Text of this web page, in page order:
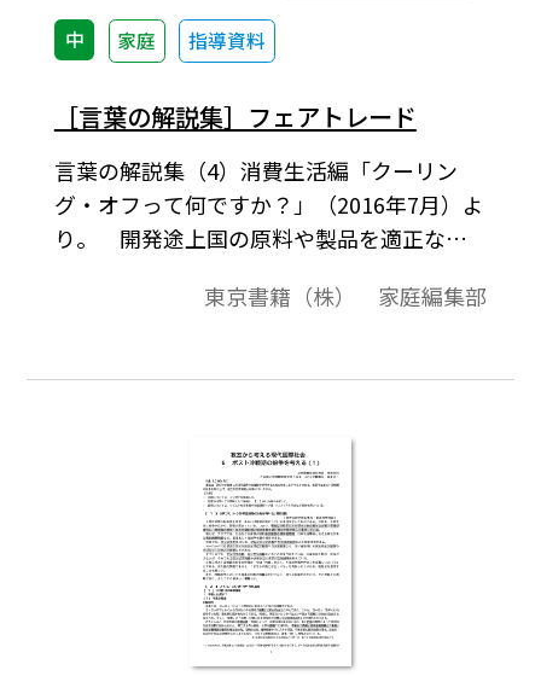
リジナル教材を作成する。この研修に参加
して教材を作成し，学級の子どもたちに授
業したところ，大変興味を持ってくれたの
だ。私はその面白さに魅せられてしまい，
このような機会にたくさんの教員や児童生
徒に出会ってほしいと思うようになった。
中 家庭 指導資料
［言葉の解説集］フェアトレード
言葉の解説集（4）消費生活編「クーリン
グ・オフって何ですか？」（2016年7月）よ
り。 開発途上国の原料や製品を適正な価
弱い開発途上国の生産者や労 働者の生活改
「フェアトレード」（Fair Trade：公平な貿
東京書籍（株） 家庭編集部